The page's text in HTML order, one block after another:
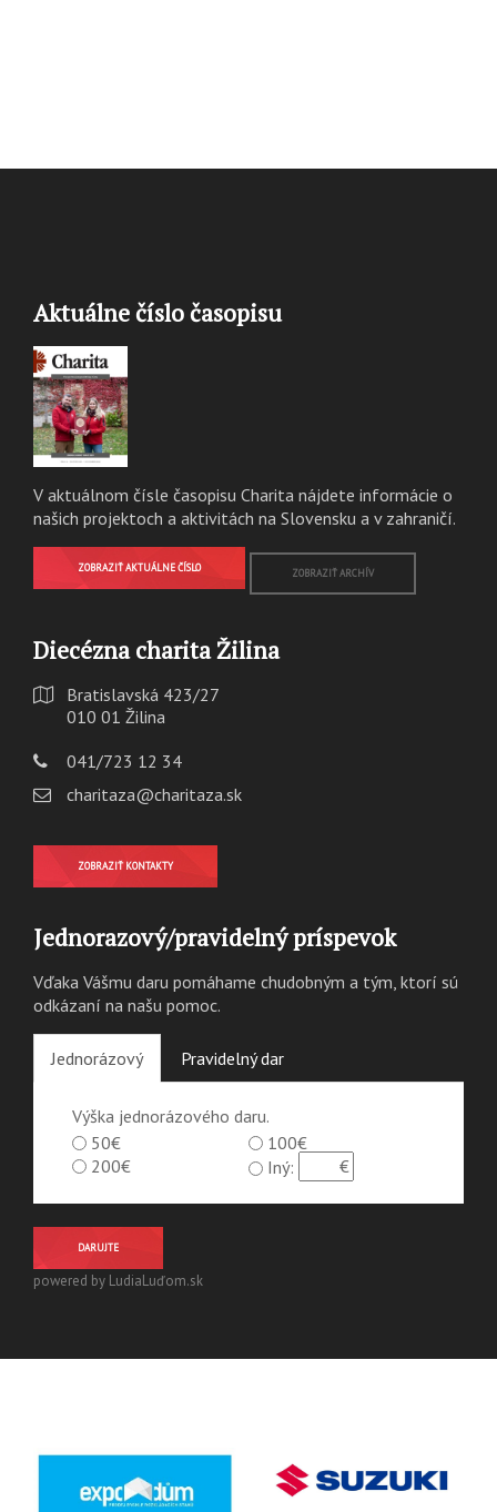
Aktuálne číslo časopisu
V aktuálnom čísle časopisu Charita nájdete informácie o
našich projektoch a aktivitách na Slovensku a v zahraničí.
ZOBRAZIŤ AKTUÁLNE ČÍSLO ZOBRAZIŤ ARCHÍV
Diecézna charita Žilina
Bratislavská 423/27
010 01 Žilina
041/723 12 34
charitaza@charitaza.sk
ZOBRAZIŤ KONTAKTY
Jednorazový/pravidelný príspevok
Vďaka Vášmu daru pomáhame chudobným a tým, ktorí sú
odkázaní na našu pomoc.
Jednorázový Pravidelný dar
Výška jednorázového daru.
50€
100€
200€
Iný:
DARUJTE
powered by LudiaLuďom.sk